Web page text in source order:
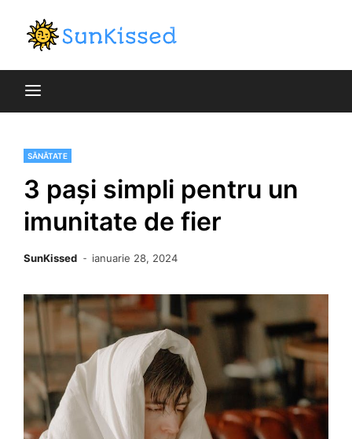
content
SĂNĂTATE
3 pași simpli pentru un
imunitate de fier
SunKissed ianuarie 28, 2024